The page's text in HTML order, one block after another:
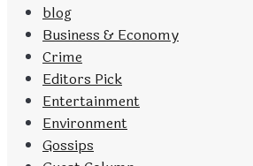
blog
Business & Economy
Crime
Editors Pick
Entertainment
Environment
Gossips